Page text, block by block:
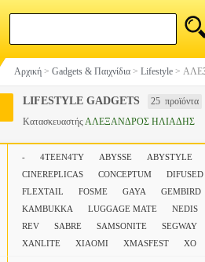
Αρχική > Gadgets & Παιχνίδια > Lifestyle >
LIFESTYLE GADGETS 25 προϊόντα
ΚατασκευαστήςΑΛΕΞΑΝΔΡΟΣ ΗΛΙΑΔΗΣ
- 4TEEN4TY ABYSSE ABYSTYLE
CINEREPLICAS
CONCEPTUM DIFUSED
FLEXTAIL
FOSME GAYA GEMBIRD
KAMBUKKA
LUGGAGE MATE NEDIS
REV
SABRE SAMSONITE SEGWAY
XANLITE
XIAOMI XMASFEST XO